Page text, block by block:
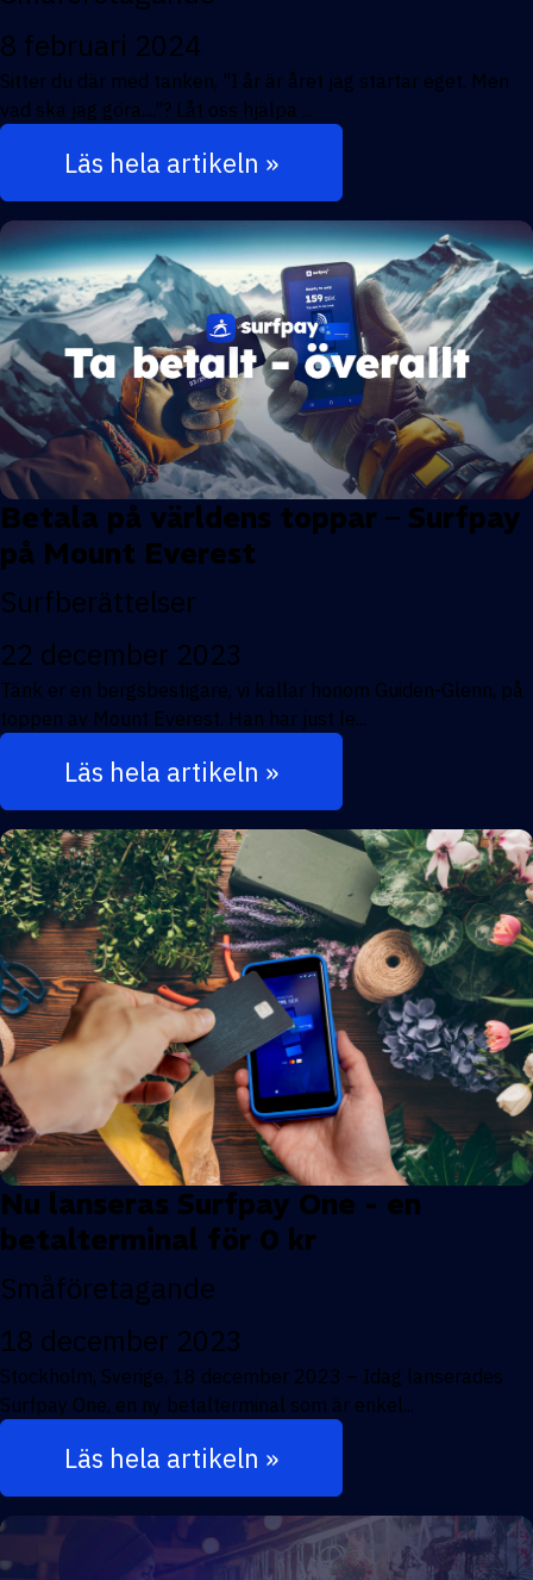
8 februari 2024
Sitter du där med tanken, "I år är året jag startar eget. Men
vad ska jag göra...."? Låt oss hjälpa ...
Läs hela artikeln »
Betala på världens toppar – Surfpay
på Mount Everest
Surfberättelser
22 december 2023
Tänk er en bergsbestigare, vi kallar honom Guiden-Glenn, på
toppen av Mount Everest. Han har just le...
Läs hela artikeln »
Nu lanseras Surfpay One - en
betalterminal för 0 kr
Småföretagande
18 december 2023
Stockholm, Sverige, 18 december 2023 – Idag lanserades
Surfpay One, en ny betalterminal som är enkel...
Läs hela artikeln »